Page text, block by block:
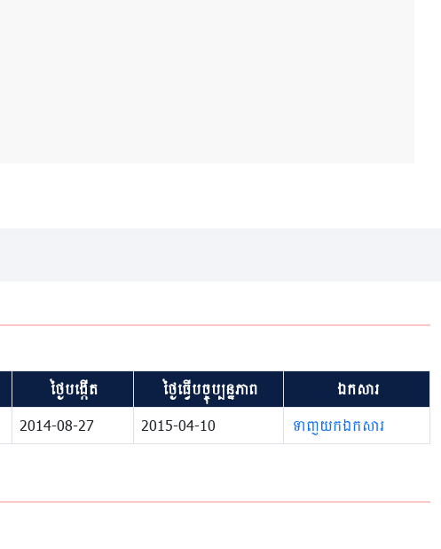
ថ្ងៃបង្កើត ថ្ងៃធ្វើបច្ចុប្បន្នភាព ឯកសារ
2014-08-27 2015-04-10 ទាញយកឯកសារ